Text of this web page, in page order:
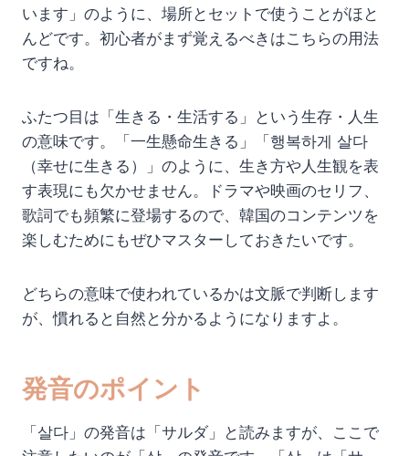
います」のように、場所とセットで使うことがほと
んどです。初心者がまず覚えるべきはこちらの用法
ですね。
ふたつ目は「生きる・生活する」という生存・人生
の意味です。「一生懸命生きる」「행복하게 살다
（幸せに生きる）」のように、生き方や人生観を表
す表現にも欠かせません。ドラマや映画のセリフ、
歌詞でも頻繁に登場するので、韓国のコンテンツを
楽しむためにもぜひマスターしておきたいです。
どちらの意味で使われているかは文脈で判断します
が、慣れると自然と分かるようになりますよ。
発音のポイント
「살다」の発音は「サルダ」と読みますが、ここで